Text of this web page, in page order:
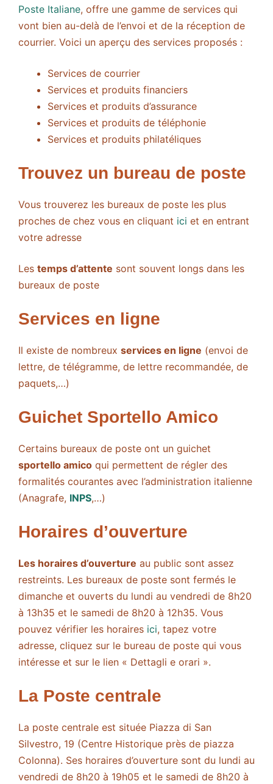
Poste Italiane, offre une gamme de services qui
vont bien au-delà de l’envoi et de la réception de
courrier. Voici un aperçu des services proposés :
Services de courrier
Services et produits financiers
Services et produits d’assurance
Services et produits de téléphonie
Services et produits philatéliques
Trouvez un bureau de poste
Vous trouverez les bureaux de poste les plus
proches de chez vous en cliquant ici et en entrant
votre adresse
Les temps d’attente sont souvent longs dans les
bureaux de poste
Services en ligne
Il existe de nombreux services en ligne (envoi de
lettre, de télégramme, de lettre recommandée, de
paquets,…)
Guichet Sportello Amico
Certains bureaux de poste ont un guichet
sportello amico qui permettent de régler des
formalités courantes avec l’administration italienne
(Anagrafe, INPS,…)
Horaires d’ouverture
Les horaires d’ouverture au public sont assez
restreints. Les bureaux de poste sont fermés le
dimanche et ouverts du lundi au vendredi de 8h20
à 13h35 et le samedi de 8h20 à 12h35. Vous
pouvez vérifier les horaires ici, tapez votre
adresse, cliquez sur le bureau de poste qui vous
intéresse et sur le lien « Dettagli e orari ».
La Poste centrale
La poste centrale est située Piazza di San
Silvestro, 19 (Centre Historique près de piazza
Colonna). Ses horaires d’ouverture sont du lundi au
vendredi de 8h20 à 19h05 et le samedi de 8h20 à